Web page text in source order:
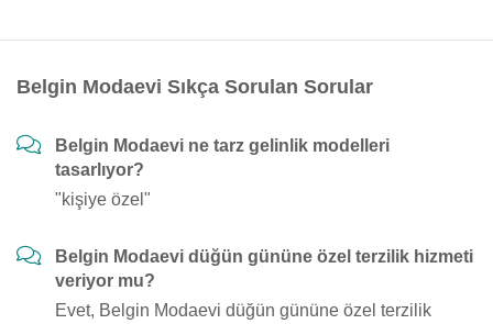
Belgin Modaevi Sıkça Sorulan Sorular
Belgin Modaevi ne tarz gelinlik modelleri
tasarlıyor?
"kişiye özel"
Belgin Modaevi düğün gününe özel terzilik hizmeti
veriyor mu?
Evet, Belgin Modaevi düğün gününe özel terzilik